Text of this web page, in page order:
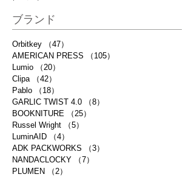
ブランド
Orbitkey （47）
AMERICAN PRESS
（105）
Lumio
（20）
Clipa
（42）
Pablo
（18）
GARLIC TWIST 4.0
（8）
BOOKNITURE
（25）
Russel Wright
（5）
LuminAID
（4）
ADK PACKWORKS
（3）
NANDACLOCKY
（7）
PLUMEN
（2）